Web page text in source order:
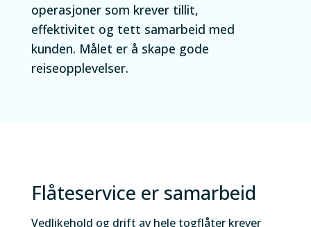
operasjoner som krever tillit,
effektivitet og tett samarbeid med
kunden. Målet er å skape gode
reiseopplevelser.​
Flåteservice er samarbeid
Vedlikehold og drift av hele togflåter krever